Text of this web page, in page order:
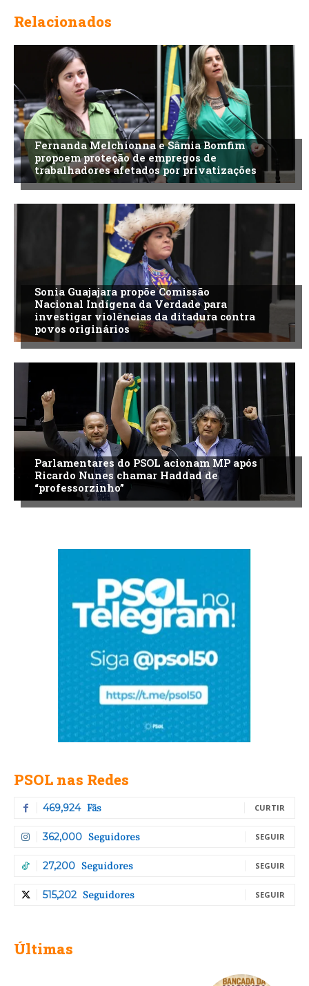
Relacionados
Fernanda Melchionna e Sâmia Bomfim
propoem proteção de empregos de
trabalhadores afetados por privatizações
Sonia Guajajara propõe Comissão
Nacional Indígena da Verdade para
investigar violências da ditadura contra
povos originários
Parlamentares do PSOL acionam MP após
Ricardo Nunes chamar Haddad de
“professorzinho”
PSOL nas Redes
469,924 Fãs CURTIR
362,000 Seguidores SEGUIR
27,200 Seguidores SEGUIR
515,202 Seguidores SEGUIR
Últimas